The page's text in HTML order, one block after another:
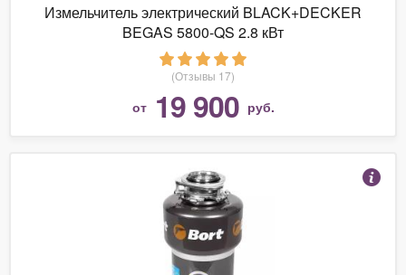
Измельчитель электрический BLACK+DECKER
BEGAS 5800-QS 2.8 кВт
(Отзывы 17)
от 19 900 руб.